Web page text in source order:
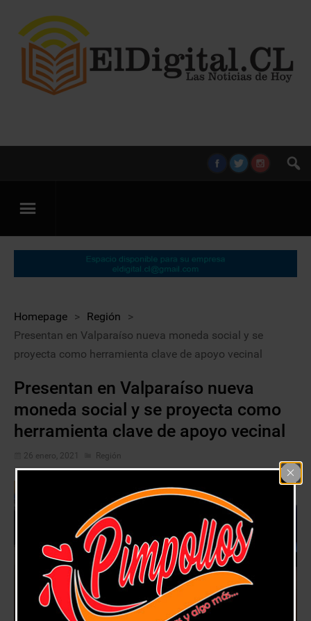
Homepage > Región
>
Presentan en Valparaíso nueva moneda social y se
proyecta como herramienta clave de apoyo vecinal
Presentan en Valparaíso nueva
moneda social y se proyecta como
herramienta clave de apoyo vecinal
26 enero, 2021 Región